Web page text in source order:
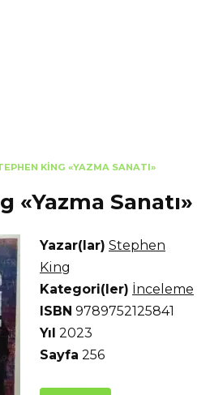
KING «YAZMA SANATI»
«Yazma Sanatı»
Yazar(lar) Stephen
King
Kategori(ler) İnceleme
ISBN 9789752125841
Yıl 2023
Sayfa 256